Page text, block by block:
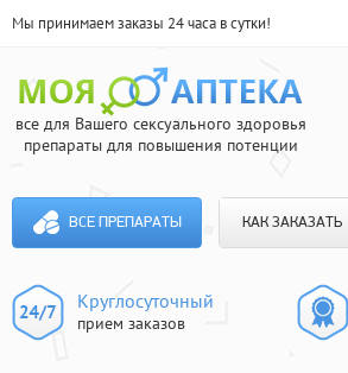
Мы принимаем заказы 24 часа в сутки!
все для Вашего сексуального здоровья
препараты для повышения потенции
ВСЕ ПРЕПАРАТЫ КАК ЗАКАЗАТЬ
Круглосуточный
прием заказов